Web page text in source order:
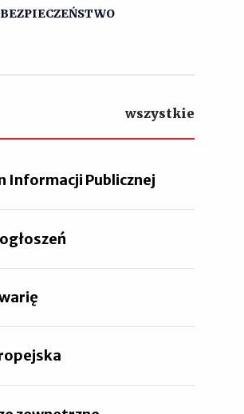
BEZPIECZEŃSTWO
wszystkie
Informacji Publicznej